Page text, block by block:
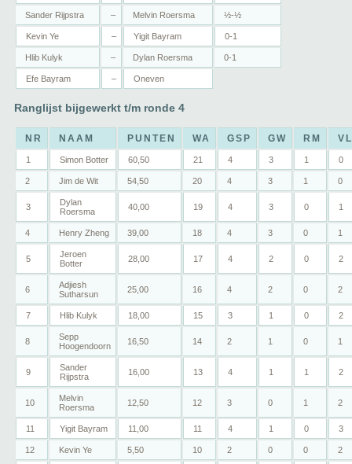
Sander Rijpstra – Melvin Roersma ½-½
Kevin Ye – Yigit Bayram 0-1
Hlib Kulyk – Dylan Roersma 0-1
Efe Bayram – Oneven
Ranglijst bijgewerkt t/m ronde 4
NR NAAM PUNTEN WA GSP GW RM VL
1 Simon Botter 60,50 21 4 3 1 0
2 Jim de Wit 54,50 20 4 3 1 0
3
Dylan
Roersma
40,00 19 4 3 0 1
4 Henry Zheng 39,00 18 4 3 0 1
5
Jeroen
Botter
28,00 17 4 2 0 2
6
Adjiesh
Sutharsun
25,00 16 4 2 0 2
7 Hlib Kulyk 18,00 15 3 1 0 2
8
Sepp
Hoogendoorn
16,50 14 2 1 0 1
9
Sander
Rijpstra
16,00 13 4 1 1 2
10
Melvin
Roersma
12,50 12 3 0 1 2
11 Yigit Bayram 11,00 11 4 1 0 3
12 Kevin Ye 5,50 10 2 0 0 2